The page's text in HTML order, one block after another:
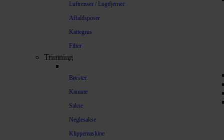
Luftrenser / Lugtfjerner
Affaldsposer
Kattegrus
Filter
Trimning
Børster
Kamme
Sakse
Neglesakse
Klippemaskine